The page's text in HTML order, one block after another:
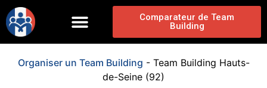
Comparateur de Team
Building
Organiser un Team Building - Team Building Hauts-
de-Seine (92)